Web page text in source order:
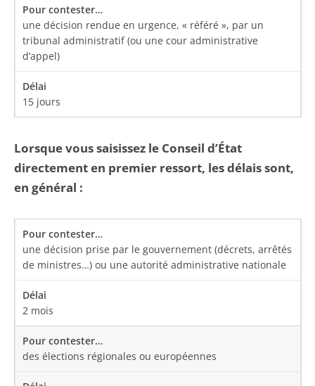
une décision rendue en urgence, « référé », par un
tribunal administratif (ou une cour administrative
d’appel)
15 jours
Lorsque vous saisissez le Conseil d’État
directement en premier ressort, les délais sont,
en général :
une décision prise par le gouvernement (décrets, arrêtés
de ministres…) ou une autorité administrative nationale
2 mois
des élections régionales ou européennes